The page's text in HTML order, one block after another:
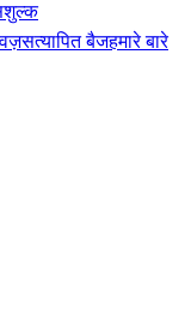
सत्यापित बैजहमारे बारे